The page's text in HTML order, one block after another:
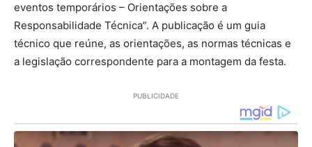
eventos temporários – Orientações sobre a
Responsabilidade Técnica”. A publicação é um guia
técnico que reúne, as orientações, as normas técnicas e
a legislação correspondente para a montagem da festa.
PUBLICIDADE